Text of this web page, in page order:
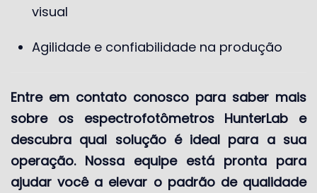
visual
Agilidade e confiabilidade na produção
Entre em contato conosco para saber mais
sobre os espectrofotômetros HunterLab e
descubra qual solução é ideal para a sua
operação. Nossa equipe está pronta para
ajudar você a elevar o padrão de qualidade